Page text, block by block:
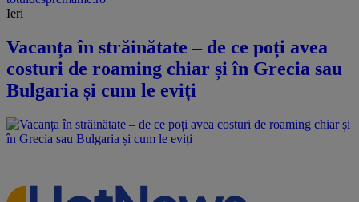
Ieri
Vacanța în străinătate – de ce poți avea
costuri de roaming chiar și în Grecia sau
Bulgaria și cum le eviți